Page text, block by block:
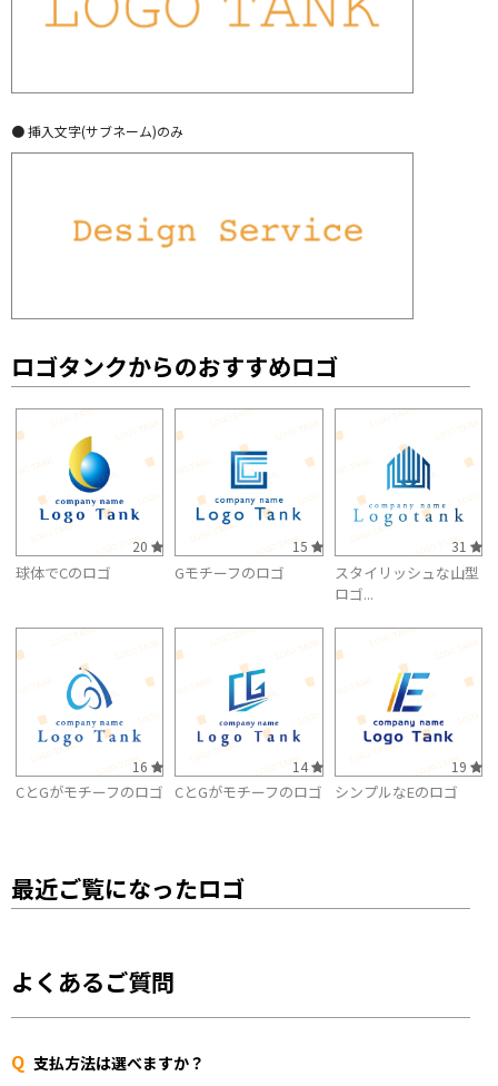
● 挿入文字(サブネーム)のみ
ロゴタンクからのおすすめロゴ
20
球体でCのロゴ
15
Gモチーフのロゴ
31
スタイリッシュな山型
ロゴ...
16
CとGがモチーフのロゴ
14
CとGがモチーフのロゴ
19
シンプルなEのロゴ
最近ご覧になったロゴ
よくあるご質問
Q 支払方法は選べますか？